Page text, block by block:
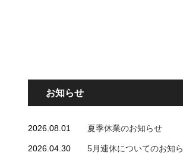
お知らせ
2026.08.01 夏季休業のお知らせ
2026.04.30 5月連休についてのお知